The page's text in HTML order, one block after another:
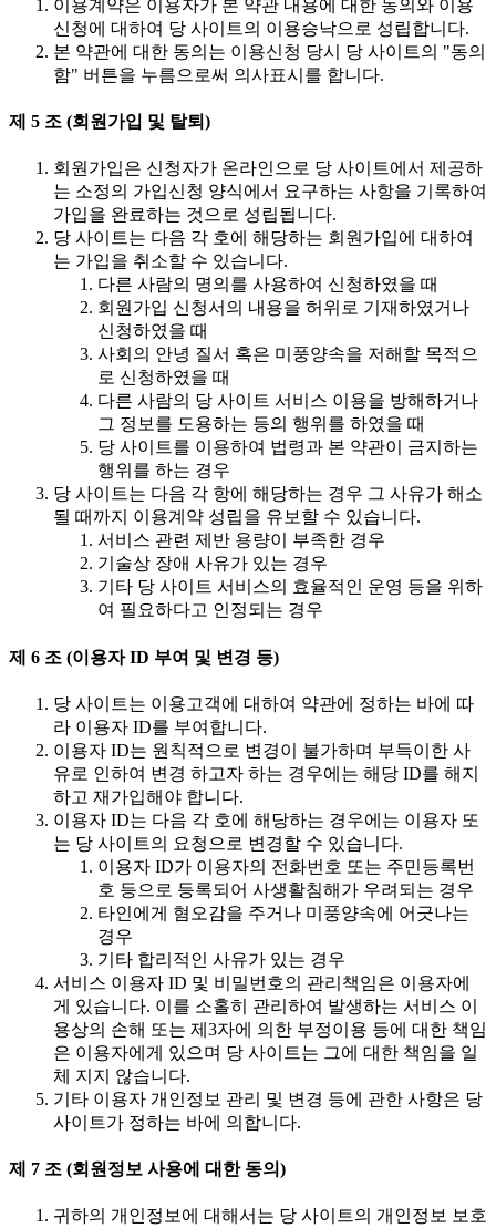
이용계약은 이용자가 본 약관 내용에 대한 동의와 이용
신청에 대하여 당 사이트의 이용승낙으로 성립합니다.
본 약관에 대한 동의는 이용신청 당시 당 사이트의 "동의
함" 버튼을 누름으로써 의사표시를 합니다.
제 5 조 (회원가입 및 탈퇴)
회원가입은 신청자가 온라인으로 당 사이트에서 제공하
는 소정의 가입신청 양식에서 요구하는 사항을 기록하여
가입을 완료하는 것으로 성립됩니다.
당 사이트는 다음 각 호에 해당하는 회원가입에 대하여
는 가입을 취소할 수 있습니다.
다른 사람의 명의를 사용하여 신청하였을 때
회원가입 신청서의 내용을 허위로 기재하였거나
신청하였을 때
사회의 안녕 질서 혹은 미풍양속을 저해할 목적으
로 신청하였을 때
다른 사람의 당 사이트 서비스 이용을 방해하거나
그 정보를 도용하는 등의 행위를 하였을 때
당 사이트를 이용하여 법령과 본 약관이 금지하는
행위를 하는 경우
당 사이트는 다음 각 항에 해당하는 경우 그 사유가 해소
될 때까지 이용계약 성립을 유보할 수 있습니다.
서비스 관련 제반 용량이 부족한 경우
기술상 장애 사유가 있는 경우
기타 당 사이트 서비스의 효율적인 운영 등을 위하
여 필요하다고 인정되는 경우
제 6 조 (이용자 ID 부여 및 변경 등)
당 사이트는 이용고객에 대하여 약관에 정하는 바에 따
라 이용자 ID를 부여합니다.
이용자 ID는 원칙적으로 변경이 불가하며 부득이한 사
유로 인하여 변경 하고자 하는 경우에는 해당 ID를 해지
하고 재가입해야 합니다.
이용자 ID는 다음 각 호에 해당하는 경우에는 이용자 또
는 당 사이트의 요청으로 변경할 수 있습니다.
이용자 ID가 이용자의 전화번호 또는 주민등록번
호 등으로 등록되어 사생활침해가 우려되는 경우
타인에게 혐오감을 주거나 미풍양속에 어긋나는
경우
기타 합리적인 사유가 있는 경우
서비스 이용자 ID 및 비밀번호의 관리책임은 이용자에
게 있습니다. 이를 소홀히 관리하여 발생하는 서비스 이
용상의 손해 또는 제3자에 의한 부정이용 등에 대한 책임
은 이용자에게 있으며 당 사이트는 그에 대한 책임을 일
체 지지 않습니다.
기타 이용자 개인정보 관리 및 변경 등에 관한 사항은 당
사이트가 정하는 바에 의합니다.
제 7 조 (회원정보 사용에 대한 동의)
귀하의 개인정보에 대해서는 당 사이트의 개인정보 보호